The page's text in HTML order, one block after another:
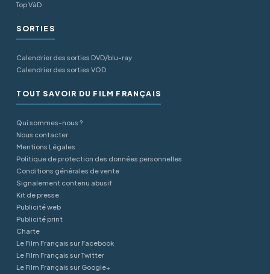
Top VàD
SORTIES
Calendrier des sorties DVD/blu-ray
Calendrier des sorties VOD
TOUT SAVOIR DU FILM FRANÇAIS
Qui sommes-nous ?
Nous contacter
Mentions Légales
Politique de protection des données personnelles
Conditions générales de vente
Signalement contenu abusif
Kit de presse
Publicité web
Publicité print
Charte
Le Film Français sur Facebook
Le Film Français sur Twitter
Le Film Français sur Google+